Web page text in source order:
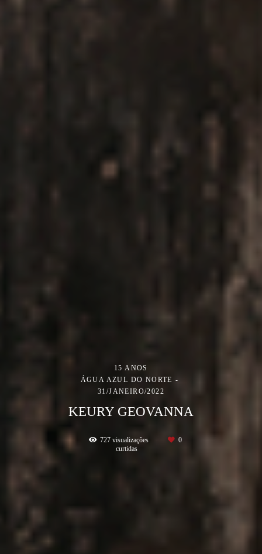
15 ANOS
ÁGUA AZUL DO NORTE
31/JANEIRO/2022
KEURY GEOVANNA
727 visualizações
0
curtidas